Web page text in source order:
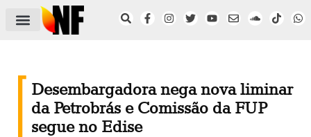
Desembargadora nega nova liminar
da Petrobrás e Comissão da FUP
segue no Edise